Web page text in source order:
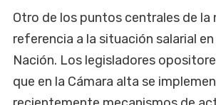
Otro de los puntos centrales de la
referencia a la situación salarial
Nación. Los legisladores
que en la Cámara alta se